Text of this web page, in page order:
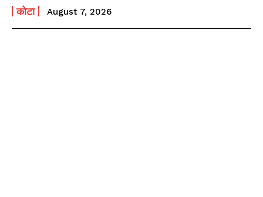
कोटा August 7, 2026